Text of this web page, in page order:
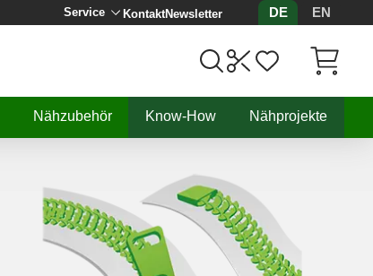
Service KontaktNewsletter DE
EN
Nähzubehör Know-How Nähprojekte